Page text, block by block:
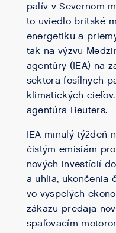
palív v Severnom
to uviedlo britské
energetiku a
tak na výzvu
agentúry (IEA) na
sektora fosílnych
klimatických
agentúra Reuters.
IEA minulý týždeň
čistým emisiám
nových investícií
a uhlia, ukončenia
vo vyspelých
zákazu predaja
spaľovacím